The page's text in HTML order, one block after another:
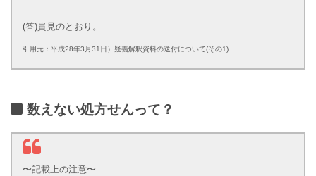
(答)貴見のとおり。
引用元：平成28年3月31日）疑義解釈資料の送付について(その1)
数えない処方せんって？
〜記載上の注意〜